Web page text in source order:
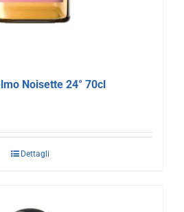
Noisette 24° 70cl
Dettagli